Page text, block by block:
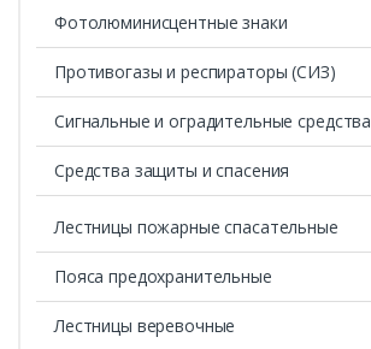
Фотолюминисцентные знаки
Противогазы и респираторы (СИЗ)
Сигнальные и оградительные средства
Средства защиты и спасения
Лестницы пожарные спасательные
Пояса предохранительные
Лестницы веревочные